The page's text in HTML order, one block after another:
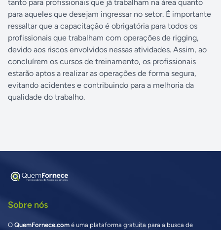
tanto para profissionais que já trabalham na área quanto
para aqueles que desejam ingressar no setor. É importante
ressaltar que a capacitação é obrigatória para todos os
profissionais que trabalham com operações de rigging,
devido aos riscos envolvidos nessas atividades. Assim, ao
concluírem os cursos de treinamento, os profissionais
estarão aptos a realizar as operações de forma segura,
evitando acidentes e contribuindo para a melhoria da
qualidade do trabalho.
Sobre nós
O QuemFornece.com é uma plataforma gratuita para a busca de